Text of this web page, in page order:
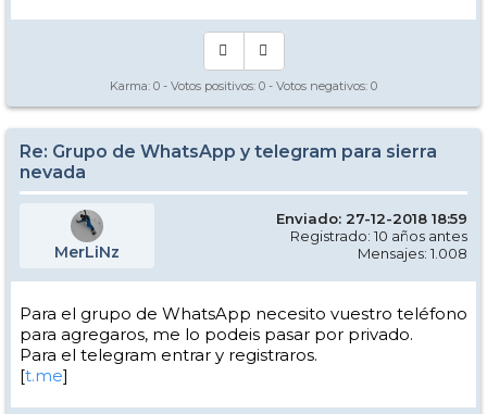
Karma: 0 - Votos positivos: 0 - Votos negativos: 0
Re: Grupo de WhatsApp y telegram para sierra
nevada
MerLiNz
Enviado: 27-12-2018 18:59
Registrado: 10 años antes
Mensajes: 1.008
Para el grupo de WhatsApp necesito vuestro teléfono
para agregaros, me lo podeis pasar por privado.
Para el telegram entrar y registraros.
[t.me]